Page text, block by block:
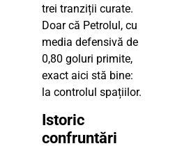
trei tranziții curate.
Doar că Petrolul, cu
media defensivă de
0,80 goluri primite,
exact aici stă bine:
la controlul spațiilor.
Istoric
confruntări